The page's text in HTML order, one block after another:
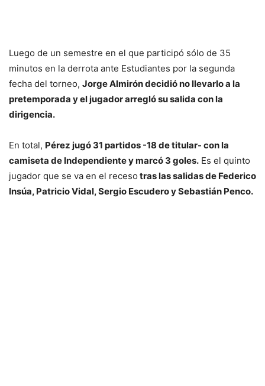
Luego de un semestre en el que participó sólo de 35
minutos en la derrota ante Estudiantes por la segunda
fecha del torneo, Jorge Almirón decidió no llevarlo a la
pretemporada y el jugador arregló su salida con la
dirigencia.
En total, Pérez jugó 31 partidos -18 de titular- con la
camiseta de Independiente y marcó 3 goles. Es el quinto
jugador que se va en el receso tras las salidas de Federico
Insúa, Patricio Vidal, Sergio Escudero y Sebastián Penco.